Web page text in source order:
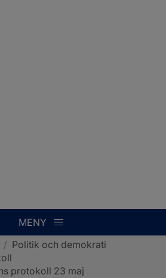
MENY
/ Politik och demokrati
protokoll 23 maj